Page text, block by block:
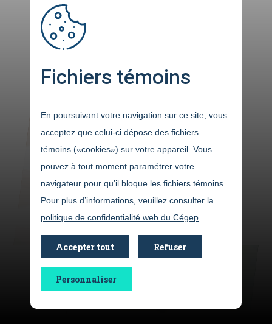
Cours
anglais etespagnol
Inscrivez-vous
Fichiers témoins
En poursuivant votre navigation sur ce site, vous
acceptez que celui-ci dépose des fichiers
témoins («cookies») sur votre appareil. Vous
pouvez à tout moment paramétrer votre
navigateur pour qu’il bloque les fichiers témoins.
Pour plus d’informations, veuillez consulter la
politique de confidentialité web du Cégep
Accepter tout Refuser
Personnaliser